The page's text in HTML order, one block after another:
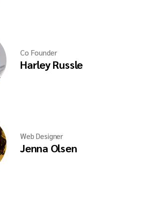
Co Founder
Harley Russle
Web Designer
Jenna Olsen